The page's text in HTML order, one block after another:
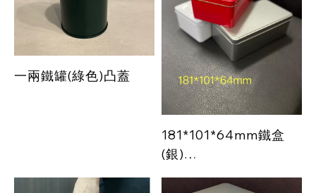
一兩鐵罐(綠色)凸蓋
181*101*64mm鐵盒
(銀)